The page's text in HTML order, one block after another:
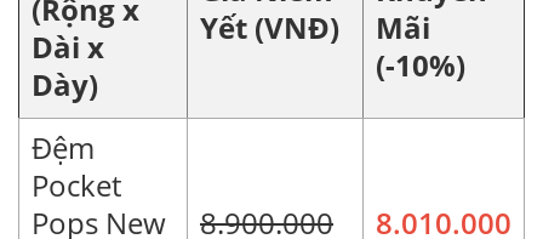
(Rộng x
Dài x
Dày)
Yết (VNĐ)
Mãi
(-10%)
Đệm
Pocket
Pops New
8.900.000 8.010.000